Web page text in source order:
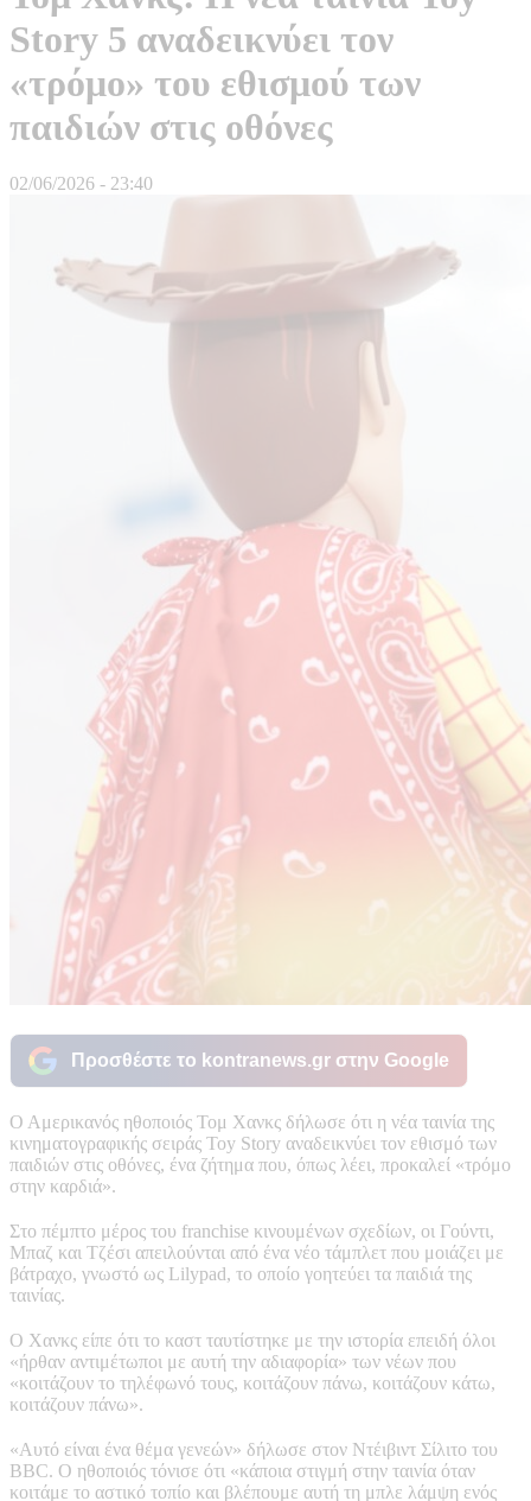
Story 5 αναδεικνύει τον
«τρόμο» του εθισμού των
παιδιών στις οθόνες
02/06/2026 - 23:40
Προσθέστε το kontranews.gr στην Google
Ο Αμερικανός ηθοποιός Τομ Χανκς δήλωσε ότι η νέα ταινία της
κινηματογραφικής σειράς Toy Story αναδεικνύει τον εθισμό των
παιδιών στις οθόνες, ένα ζήτημα που, όπως λέει, προκαλεί «τρόμο
στην καρδιά».
Στο πέμπτο μέρος του franchise κινουμένων σχεδίων, οι Γούντι,
Μπαζ και Τζέσι απειλούνται από ένα νέο τάμπλετ που μοιάζει με
βάτραχο, γνωστό ως Lilypad, το οποίο γοητεύει τα παιδιά της
ταινίας.
Ο Χανκς είπε ότι το καστ ταυτίστηκε με την ιστορία επειδή όλοι
«ήρθαν αντιμέτωποι με αυτή την αδιαφορία» των νέων που
«κοιτάζουν το τηλέφωνό τους, κοιτάζουν πάνω, κοιτάζουν κάτω,
κοιτάζουν πάνω».
«Αυτό είναι ένα θέμα γενεών» δήλωσε στον Ντέιβιντ Σίλιτο του
BBC. Ο ηθοποιός τόνισε ότι «κάποια στιγμή στην ταινία όταν
κοιτάμε το αστικό τοπίο και βλέπουμε αυτή τη μπλε λάμψη ενός